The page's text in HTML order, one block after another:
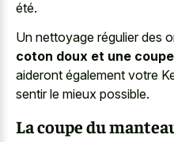
été.
Un nettoyage régulier des
coton doux et une
aideront également votre
sentir le mieux possible.
La coupe du